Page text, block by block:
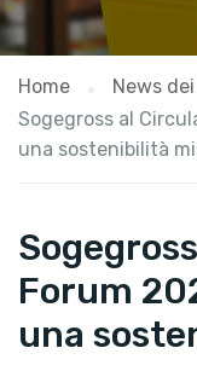
Home
News
Sogegross al
una sostenibilità
Forum
una